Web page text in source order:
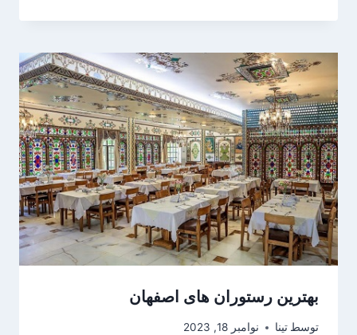
بهترین رستوران های اصفهان
توسط تینا نوامبر 18, 2023